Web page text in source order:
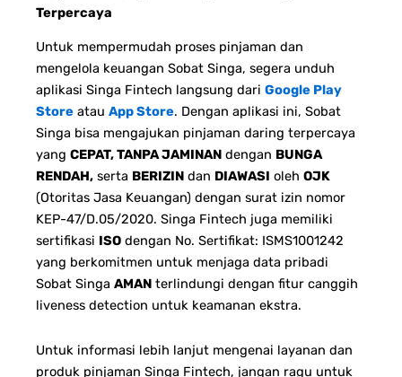
Terpercaya
Untuk mempermudah proses pinjaman dan
mengelola keuangan Sobat Singa, segera unduh
aplikasi Singa Fintech langsung dari Google Play
Store atau App Store. Dengan aplikasi ini, Sobat
Singa bisa mengajukan pinjaman daring terpercaya
yang CEPAT, TANPA JAMINAN dengan BUNGA
RENDAH, serta BERIZIN dan DIAWASI oleh OJK
(Otoritas Jasa Keuangan) dengan surat izin nomor
KEP-47/D.05/2020. Singa Fintech juga memiliki
sertifikasi ISO dengan No. Sertifikat: ISMS1001242
yang berkomitmen untuk menjaga data pribadi
Sobat Singa AMAN terlindungi dengan fitur canggih
liveness detection untuk keamanan ekstra.
Untuk informasi lebih lanjut mengenai layanan dan
produk pinjaman Singa Fintech, jangan ragu untuk